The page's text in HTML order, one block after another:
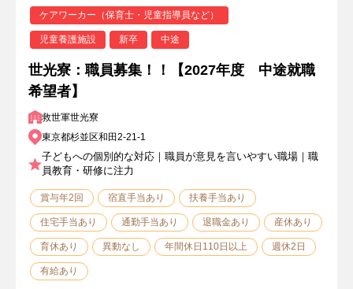
ケアワーカー（保育士・児童指導員など）
児童養護施設 新卒 中途
世光寮：職員募集！！【2027年度 中途就職
希望者】
救世軍世光寮
東京都杉並区和田2-21-1
子どもへの個別的な対応｜職員が意見を言いやすい職場｜職
員教育・研修に注力
賞与年2回 宿直手当あり 扶養手当あり
住宅手当あり 通勤手当あり 退職金あり 産休あり
育休あり 異動なし 年間休日110日以上 週休2日
有給あり